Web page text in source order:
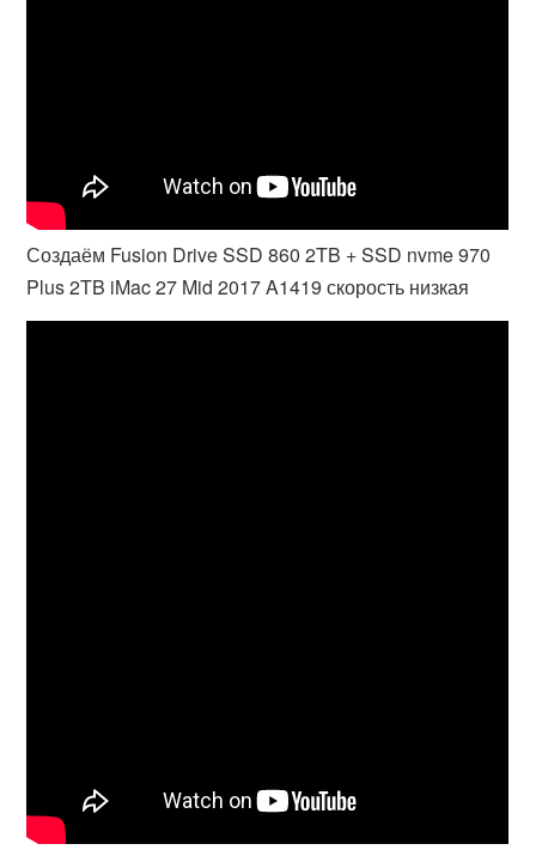
Создаём Fusion Drive SSD 860 2TB + SSD nvme 970
Plus 2TB iMac 27 Mid 2017 A1419 скорость низкая